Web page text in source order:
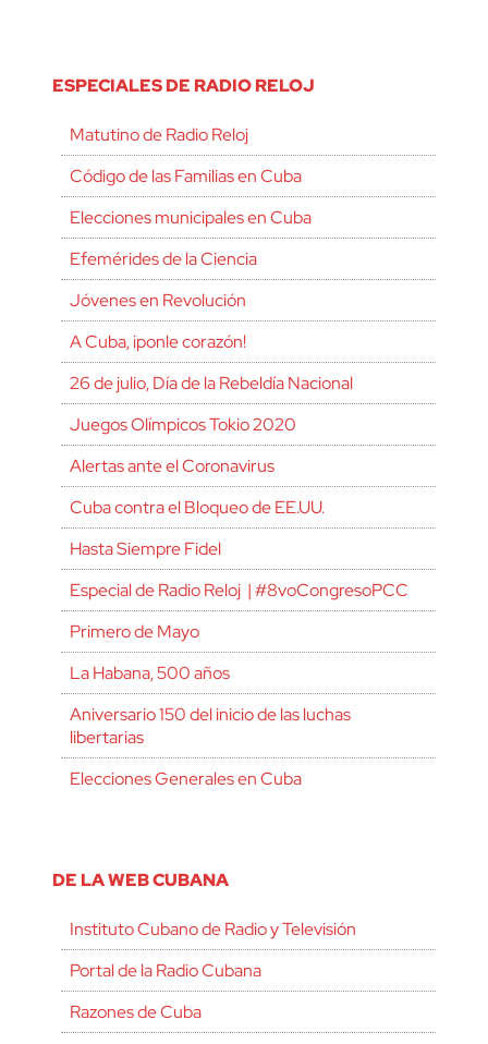
ESPECIALES DE RADIO RELOJ
Matutino de Radio Reloj
Código de las Familias en Cuba
Elecciones municipales en Cuba
Efemérides de la Ciencia
Jóvenes en Revolución
A Cuba, ¡ponle corazón!
26 de julio, Día de la Rebeldía Nacional
Juegos Olímpicos Tokio 2020
Alertas ante el Coronavirus
Cuba contra el Bloqueo de EE.UU.
Hasta Siempre Fidel
Especial de Radio Reloj | #8voCongresoPCC
Primero de Mayo
La Habana, 500 años
Aniversario 150 del inicio de las luchas
libertarias
Elecciones Generales en Cuba
DE LA WEB CUBANA
Instituto Cubano de Radio y Televisión
Portal de la Radio Cubana
Razones de Cuba